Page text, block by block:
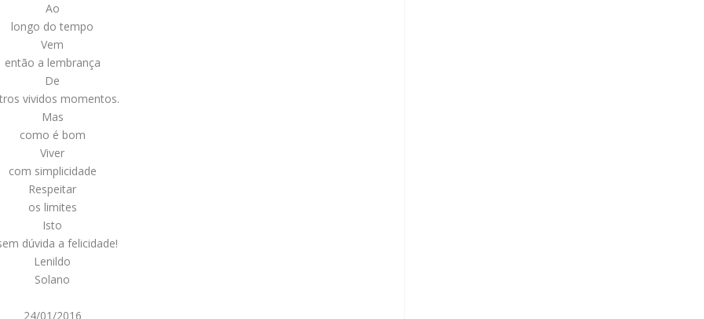
Ao
longo do tempo
Vem
então a lembrança
De
vividos momentos.
Mas
como é bom
Viver
com simplicidade
Respeitar
os limites
Isto
dúvida a felicidade!
Lenildo
Solano
24/01/2016